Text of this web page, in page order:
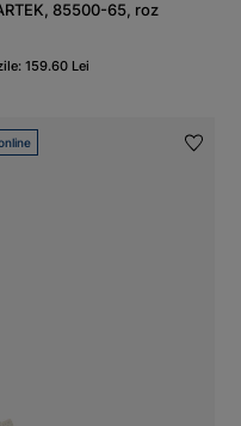
85500-65, roz
159.60 Lei